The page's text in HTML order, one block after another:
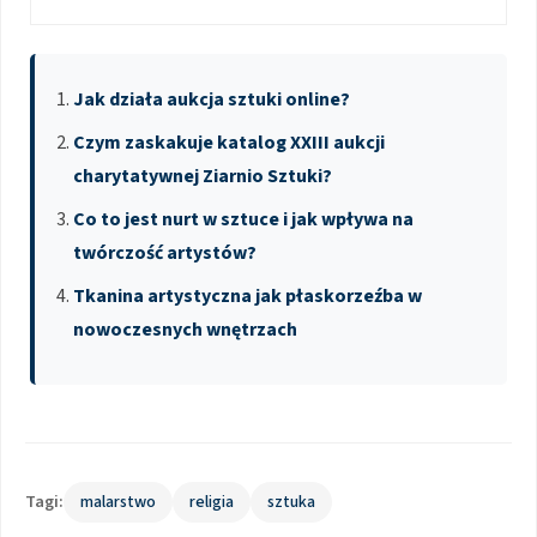
Jak działa aukcja sztuki online?
Czym zaskakuje katalog XXIII aukcji
charytatywnej Ziarnio Sztuki?
Co to jest nurt w sztuce i jak wpływa na
twórczość artystów?
Tkanina artystyczna jak płaskorzeźba w
nowoczesnych wnętrzach
Tagi: malarstwo religia sztuka